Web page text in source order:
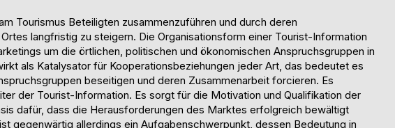
Tourismus Beteiligten zusammenzuführen und durch deren
langfristig zu steigern. Die Organisationsform einer Tourist-Information
um die örtlichen, politischen und ökonomischen Anspruchsgruppen in
als Katalysator für Kooperationsbeziehungen jeder Art, das bedeutet es
beseitigen und deren Zusammenarbeit forcieren. Es
der Tourist-Information. Es sorgt für die Motivation und Qualifikation der
dafür, dass die Herausforderungen des Marktes erfolgreich bewältigt
gegenwärtig allerdings ein Aufgabenschwerpunkt, dessen Bedeutung in